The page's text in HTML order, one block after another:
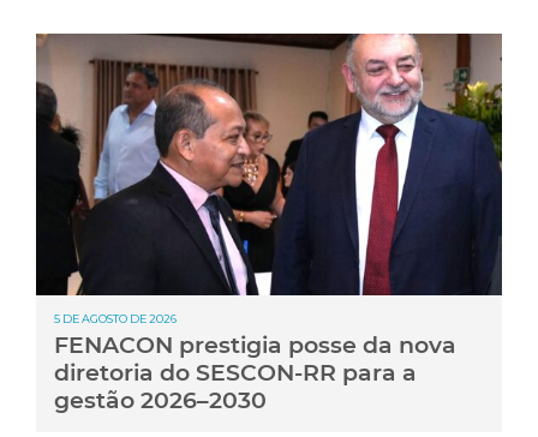
5 DE AGOSTO DE 2026
FENACON prestigia posse da nova
diretoria do SESCON-RR para a
gestão 2026–2030